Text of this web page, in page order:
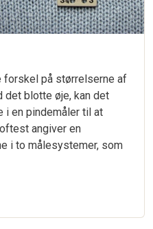
på størrelserne af
det blotte øje, kan det
i en pindemåler til at
angiver en
i to målesystemer, som